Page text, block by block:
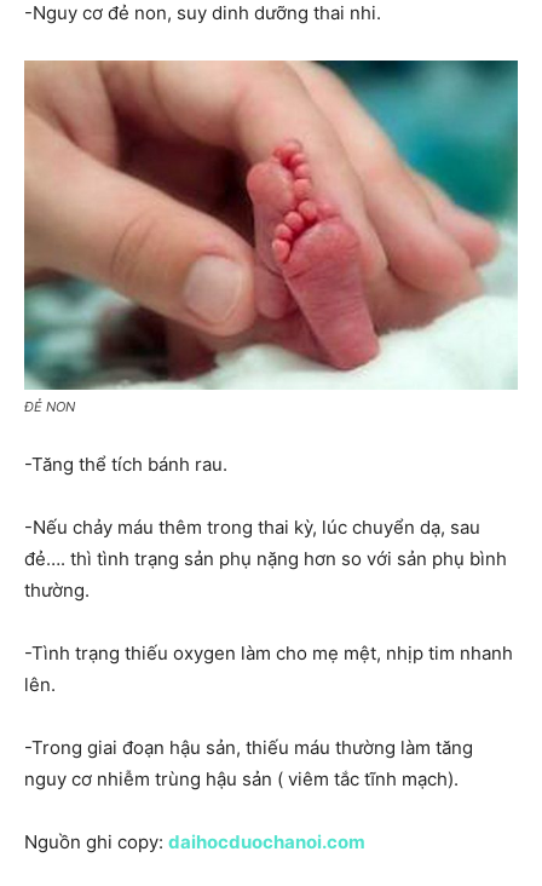
-Nguy cơ đẻ non, suy dinh dưỡng thai nhi.
ĐẺ NON
-Tăng thể tích bánh rau.
-Nếu chảy máu thêm trong thai kỳ, lúc chuyển dạ, sau
đẻ…. thì tình trạng sản phụ nặng hơn so với sản phụ bình
thường.
-Tình trạng thiếu oxygen làm cho mẹ mệt, nhịp tim nhanh
lên.
-Trong giai đoạn hậu sản, thiếu máu thường làm tăng
nguy cơ nhiễm trùng hậu sản ( viêm tắc tĩnh mạch).
Nguồn ghi copy: daihocduochanoi.com